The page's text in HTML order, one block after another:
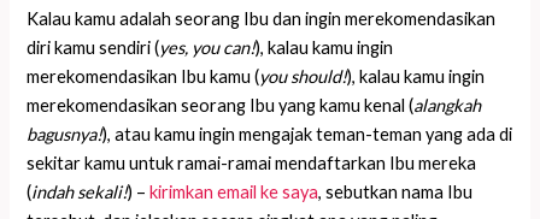
Kalau kamu adalah seorang Ibu dan ingin merekomendasikan
diri kamu sendiri (yes, you can!), kalau kamu ingin
merekomendasikan Ibu kamu (you should!), kalau kamu ingin
merekomendasikan seorang Ibu yang kamu kenal (alangkah
bagusnya!), atau kamu ingin mengajak teman-teman yang ada di
sekitar kamu untuk ramai-ramai mendaftarkan Ibu mereka
(indah sekali!) –kirimkan email ke saya,sebutkan nama Ibu